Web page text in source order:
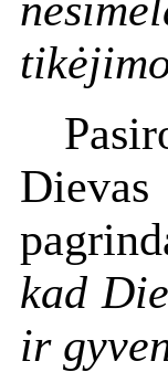
kad
ir